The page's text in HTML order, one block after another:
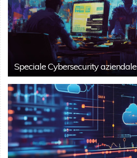
Speciale Cybersecurity aziendale